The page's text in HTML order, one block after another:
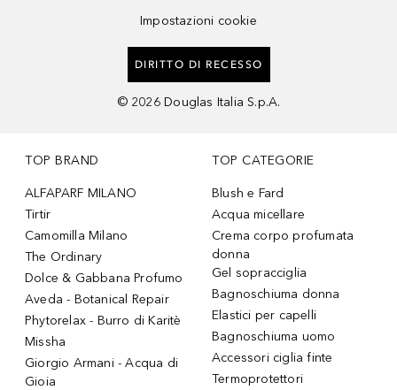
Impostazioni cookie
DIRITTO DI RECESSO
© 2026 Douglas Italia S.p.A.
TOP BRAND
ALFAPARF MILANO
Tirtir
Camomilla Milano
The Ordinary
Dolce & Gabbana Profumo
Aveda - Botanical Repair
Phytorelax - Burro di Karitè
Missha
Giorgio Armani - Acqua di
Gioia
TOP CATEGORIE
Blush e Fard
Acqua micellare
Crema corpo profumata
donna
Gel sopracciglia
Bagnoschiuma donna
Elastici per capelli
Bagnoschiuma uomo
Accessori ciglia finte
Termoprotettori